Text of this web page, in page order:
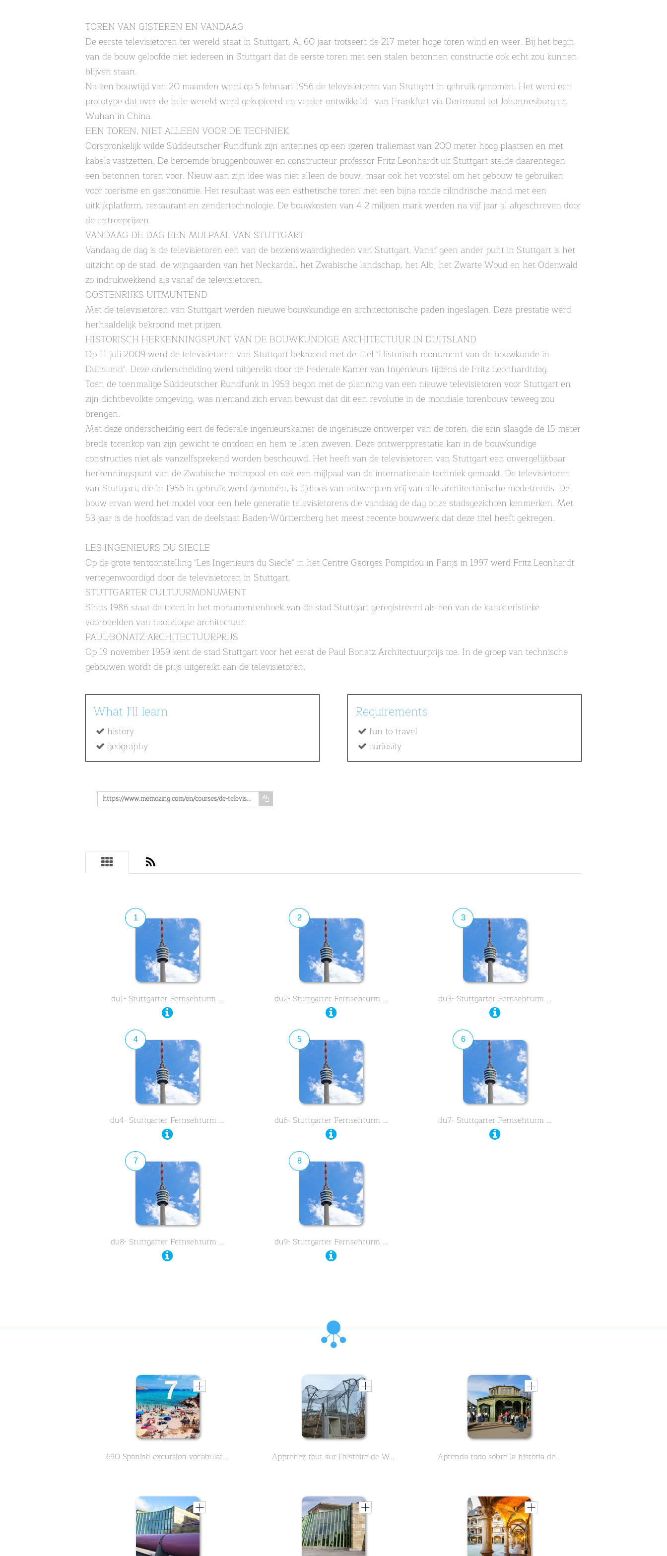
TOREN VAN GISTEREN EN VANDAAG
De eerste televisietoren ter wereld staat in Stuttgart. Al 60 jaar trotseert de 217 meter hoge toren wind en weer. Bij het begin
van de bouw geloofde niet iedereen in Stuttgart dat de eerste toren met een stalen betonnen constructie ook echt zou kunnen
blijven staan.
Na een bouwtijd van 20 maanden werd op 5 februari 1956 de televisietoren van Stuttgart in gebruik genomen. Het werd een
prototype dat over de hele wereld werd gekopieerd en verder ontwikkeld - van Frankfurt via Dortmund tot Johannesburg en
Wuhan in China.
EEN TOREN, NIET ALLEEN VOOR DE TECHNIEK
Oorspronkelijk wilde Süddeutscher Rundfunk zijn antennes op een ijzeren traliemast van 200 meter hoog plaatsen en met
kabels vastzetten. De beroemde bruggenbouwer en constructeur professor Fritz Leonhardt uit Stuttgart stelde daarentegen
een betonnen toren voor. Nieuw aan zijn idee was niet alleen de bouw, maar ook het voorstel om het gebouw te gebruiken
voor toerisme en gastronomie. Het resultaat was een esthetische toren met een bijna ronde cilindrische mand met een
uitkijkplatform, restaurant en zendertechnologie. De bouwkosten van 4,2 miljoen mark werden na vijf jaar al afgeschreven door
de entreeprijzen.
VANDAAG DE DAG EEN MIJLPAAL VAN STUTTGART
Vandaag de dag is de televisietoren een van de bezienswaardigheden van Stuttgart. Vanaf geen ander punt in Stuttgart is het
uitzicht op de stad, de wijngaarden van het Neckardal, het Zwabische landschap, het Alb, het Zwarte Woud en het Odenwald
zo indrukwekkend als vanaf de televisietoren.
OOSTENRIJKS UITMUNTEND
Met de televisietoren van Stuttgart werden nieuwe bouwkundige en architectonische paden ingeslagen. Deze prestatie werd
herhaaldelijk bekroond met prijzen.
HISTORISCH HERKENNINGSPUNT VAN DE BOUWKUNDIGE ARCHITECTUUR IN DUITSLAND
Op 11 juli 2009 werd de televisietoren van Stuttgart bekroond met de titel "Historisch monument van de bouwkunde in
Duitsland". Deze onderscheiding werd uitgereikt door de Federale Kamer van Ingenieurs tijdens de Fritz Leonhardtdag.
Toen de toenmalige Süddeutscher Rundfunk in 1953 begon met de planning van een nieuwe televisietoren voor Stuttgart en
zijn dichtbevolkte omgeving, was niemand zich ervan bewust dat dit een revolutie in de mondiale torenbouw teweeg zou
brengen.
Met deze onderscheiding eert de federale ingenieurskamer de ingenieuze ontwerper van de toren, die erin slaagde de 15 meter
brede torenkop van zijn gewicht te ontdoen en hem te laten zweven. Deze ontwerpprestatie kan in de bouwkundige
constructies niet als vanzelfsprekend worden beschouwd. Het heeft van de televisietoren van Stuttgart een onvergelijkbaar
herkenningspunt van de Zwabische metropool en ook een mijlpaal van de internationale techniek gemaakt. De televisietoren
van Stuttgart, die in 1956 in gebruik werd genomen, is tijdloos van ontwerp en vrij van alle architectonische modetrends. De
bouw ervan werd het model voor een hele generatie televisietorens die vandaag de dag onze stadsgezichten kenmerken. Met
53 jaar is de hoofdstad van de deelstaat Baden-Württemberg het meest recente bouwwerk dat deze titel heeft gekregen.
LES INGENIEURS DU SIECLE
Op de grote tentoonstelling "Les Ingenieurs du Siecle" in het Centre Georges Pompidou in Parijs in 1997 werd Fritz Leonhardt
vertegenwoordigd door de televisietoren in Stuttgart.
STUTTGARTER CULTUURMONUMENT
Sinds 1986 staat de toren in het monumentenboek van de stad Stuttgart geregistreerd als een van de karakteristieke
voorbeelden van naoorlogse architectuur.
PAUL-BONATZ-ARCHITECTUURPRIJS
Op 19 november 1959 kent de stad Stuttgart voor het eerst de Paul Bonatz Architectuurprijs toe. In de groep van technische
gebouwen wordt de prijs uitgereikt aan de televisietoren.
What I'll learn
history
geography
Requirements
fun to travel
curiosity
https://www.memozing.com/en/courses/de-televisietoren-van-stuttgarter-leer-alles-over-zijn-geschiedenis-de-eerste-duitse-televisietoren-791ecd3a83171c7a9be568
1
du1- Stuttgarter Fernsehturm …
2
du2- Stuttgarter Fernsehturm …
3
du3- Stuttgarter Fernsehturm …
4
du4- Stuttgarter Fernsehturm …
5
du6- Stuttgarter Fernsehturm …
6
du7- Stuttgarter Fernsehturm …
7
du8- Stuttgarter Fernsehturm …
8
du9- Stuttgarter Fernsehturm …
690 Spanish excursion vocabulary - part 7 Apprenez tout sur l'histoire de Wilhelma, le zoo de Stuttgart - Partie 1 - dans ce cours en deux parties. Aprenda todo sobre la historia de Wilhelma, el zoológico de Stuttgart - Parte 1 - en este curso de dos partes.